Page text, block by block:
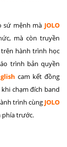
sứ mệnh mà JOLO
mà còn truyền
hành trình học
trình bản quyền
cam kết đồng
chạm đích band
trình cùng JOLO
phía trước.